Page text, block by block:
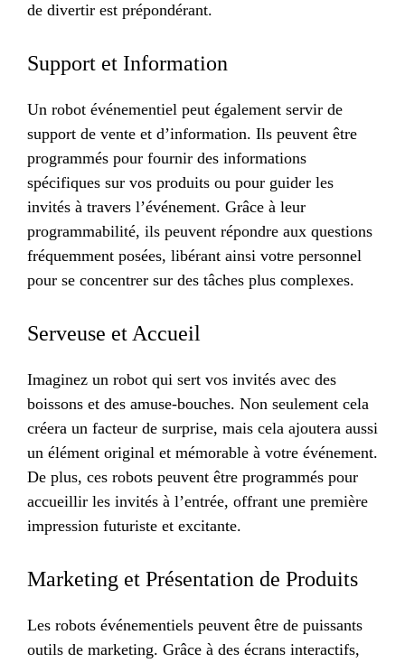
de divertir est prépondérant.
Support et Information
Un robot événementiel peut également servir de
support de vente et d’information. Ils peuvent être
programmés pour fournir des informations
spécifiques sur vos produits ou pour guider les
invités à travers l’événement. Grâce à leur
programmabilité, ils peuvent répondre aux questions
fréquemment posées, libérant ainsi votre personnel
pour se concentrer sur des tâches plus complexes.
Serveuse et Accueil
Imaginez un robot qui sert vos invités avec des
boissons et des amuse-bouches. Non seulement cela
créera un facteur de surprise, mais cela ajoutera aussi
un élément original et mémorable à votre événement.
De plus, ces robots peuvent être programmés pour
accueillir les invités à l’entrée, offrant une première
impression futuriste et excitante.
Marketing et Présentation de Produits
Les robots événementiels peuvent être de puissants
outils de marketing. Grâce à des écrans interactifs,